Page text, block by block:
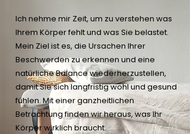
Ich nehme mir Zeit, um zu verstehen was
Ihrem Körper fehlt und was Sie belastet.
Mein Ziel ist es, die Ursachen Ihrer
Beschwerden zu erkennen und eine
natürliche Balance wiederherzustellen,
damit Sie sich langfristig wohl und gesund
fühlen. Mit einer ganzheitlichen
Betrachtung finden wir heraus, was Ihr
Körper wirklich braucht.